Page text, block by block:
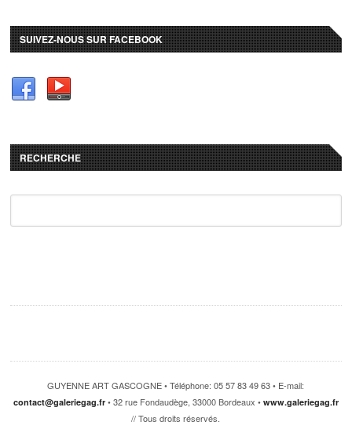
SUIVEZ-NOUS SUR FACEBOOK
RECHERCHE
GUYENNE ART GASCOGNE • Téléphone: 05 57 83 49 63 • E-mail:
contact@galeriegag.fr• 32 rue Fondaudège, 33000 Bordeaux • www.galeriegag.fr
// Tous droits réservés.